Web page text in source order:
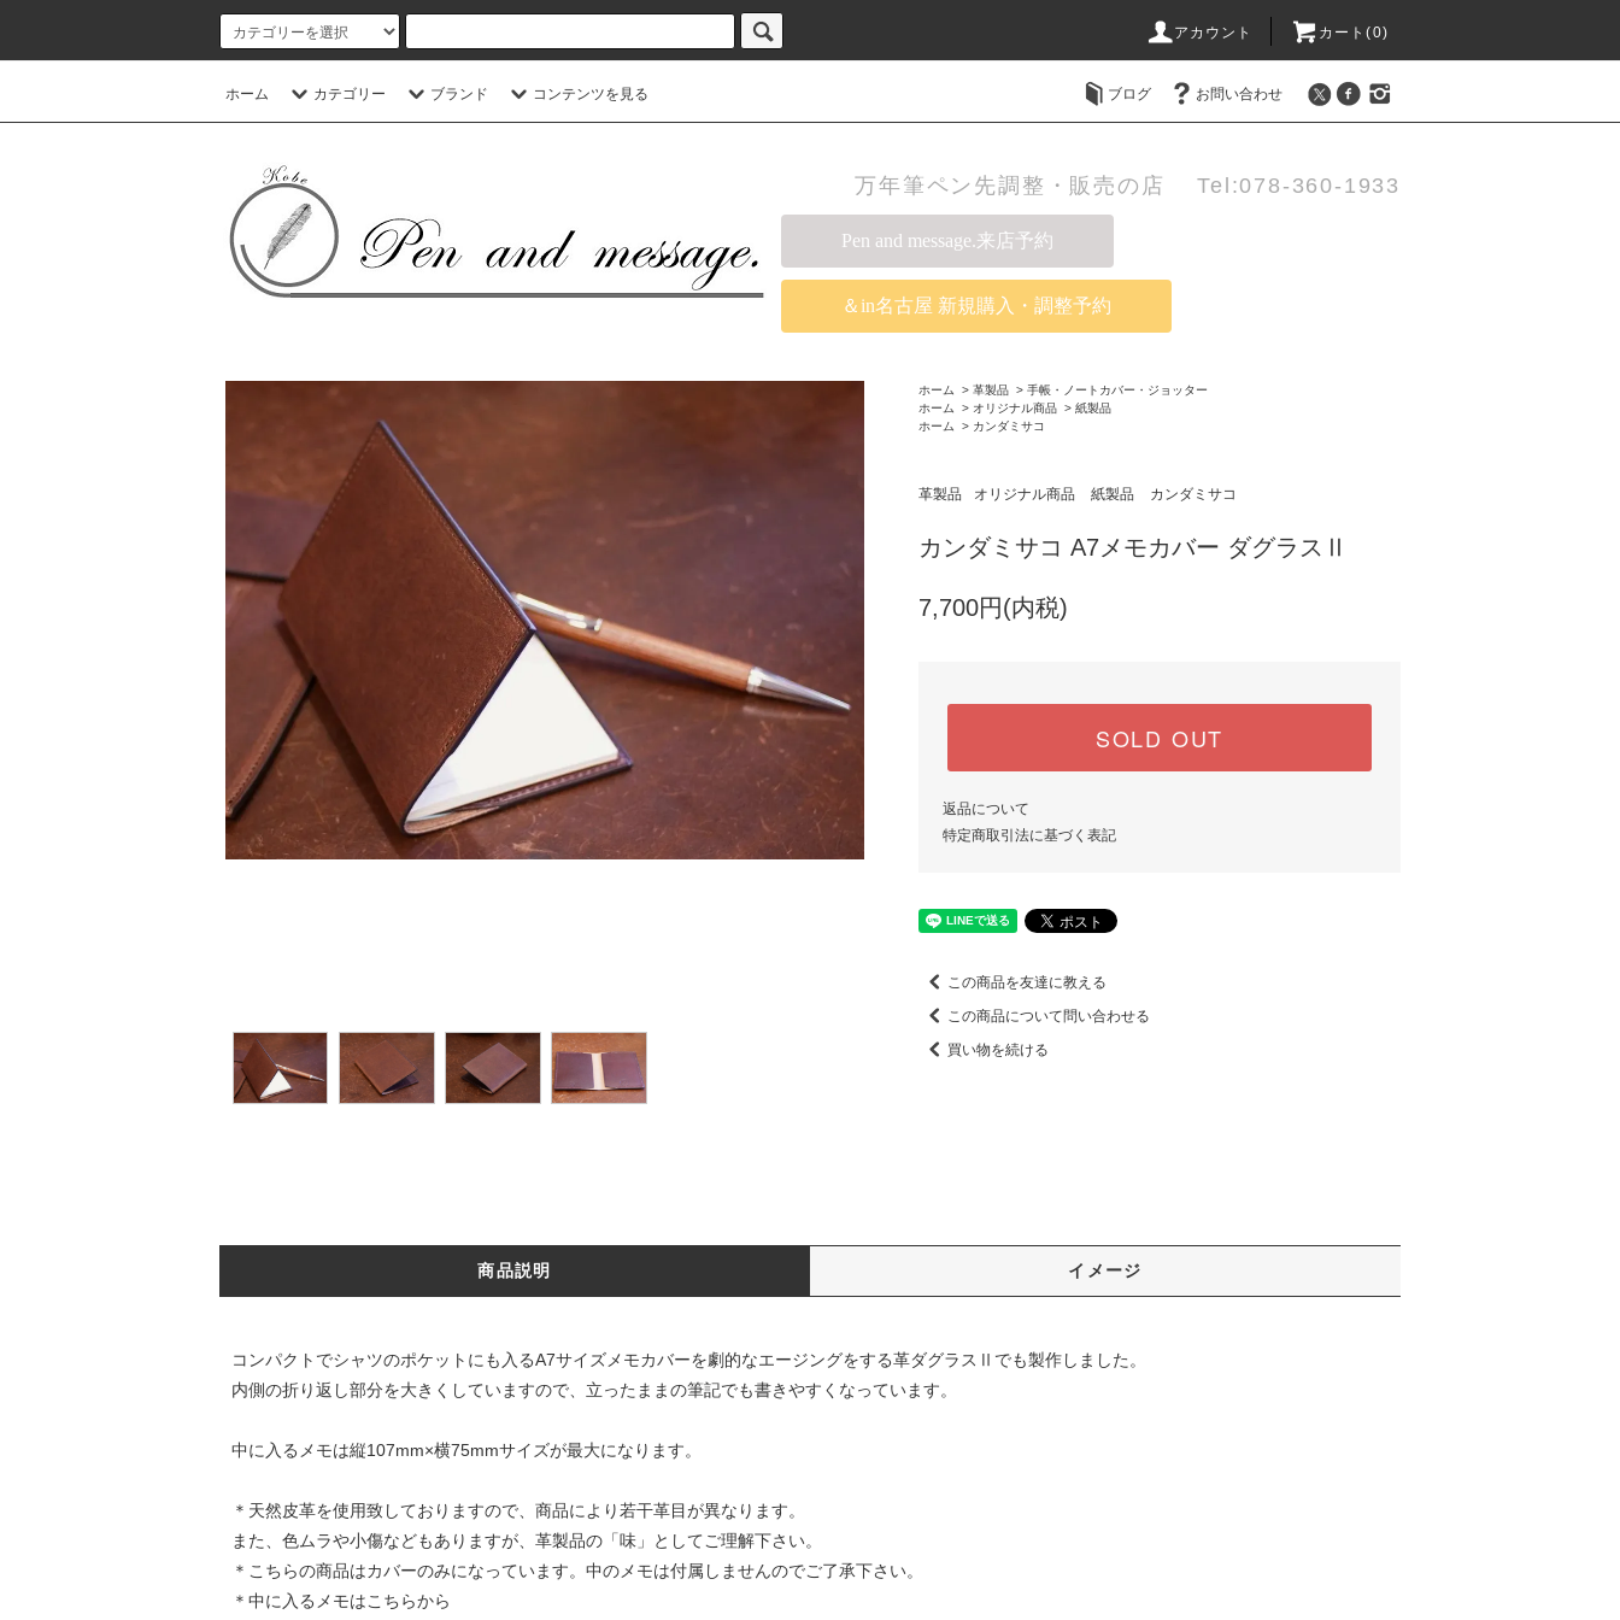
アカウント カート(0)
ホーム カテゴリー ブランド コンテンツを見る ブログ お問い合わせ
万年筆ペン先調整・販売の店 Tel:078-360-1933
Pen and message.来店予約
＆in名古屋 新規購入・調整予約
ホーム > 革製品 > 手帳・ノートカバー・ジョッター
ホーム
> オリジナル商品 > 紙製品
ホーム
> カンダミサコ
革製品 オリジナル商品 紙製品 カンダミサコ
カンダミサコ A7メモカバー ダグラスⅡ
7,700円(内税)
SOLD OUT
返品について
特定商取引法に基づく表記
この商品を友達に教える
この商品について問い合わせる
買い物を続ける
商品説明 イメージ
コンパクトでシャツのポケットにも入るA7サイズメモカバーを劇的なエージングをする革ダグラスⅡでも製作しました。
内側の折り返し部分を大きくしていますので、立ったままの筆記でも書きやすくなっています。
中に入るメモは縦107mm×横75mmサイズが最大になります。
＊天然皮革を使用致しておりますので、商品により若干革目が異なります。
また、色ムラや小傷などもありますが、革製品の「味」としてご理解下さい。
＊こちらの商品はカバーのみになっています。中のメモは付属しませんのでご了承下さい。
＊中に入るメモはこちらから